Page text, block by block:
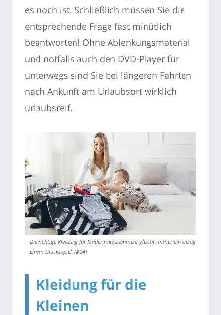
es noch ist. Schließlich müssen Sie die
entsprechende Frage fast minütlich
beantworten! Ohne Ablenkungsmaterial
und notfalls auch den DVD-Player für
unterwegs sind Sie bei längeren Fahrten
nach Ankunft am Urlaubsort wirklich
urlaubsreif.
Die richtige Kleidung für Kinder mitzunehmen, gleicht immer ein wenig
einem Glücksspiel. (#04)
Kleidung für die
Kleinen